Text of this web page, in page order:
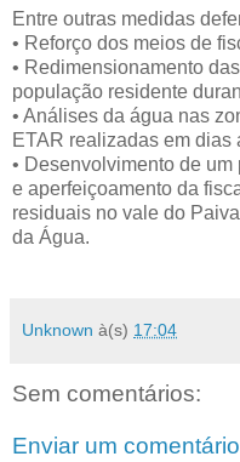
Entre outras medidas
• Reforço dos meios de
• Redimensionamento
população residente
• Análises da água nas
ETAR realizadas em dias
• Desenvolvimento de
e aperfeiçoamento da
residuais no vale do
da Água.
Unknown à(s) 17:04
Sem comentários:
Enviar um comentário